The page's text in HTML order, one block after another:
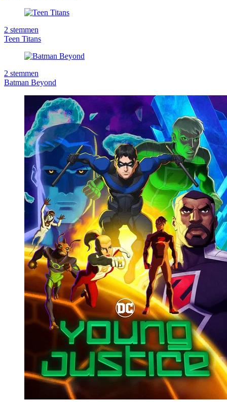
2 stemmen
Teen Titans
2 stemmen
Batman Beyond